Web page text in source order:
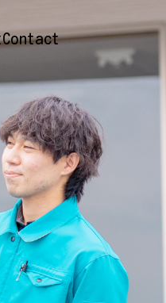
Contact